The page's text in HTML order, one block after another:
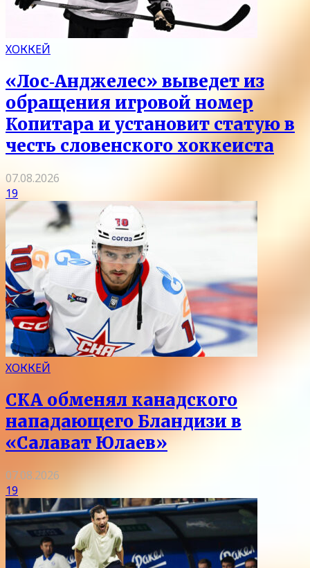
ХОККЕЙ
«Лос‑Анджелес» выведет из
обращения игровой номер
Копитара и установит статую в
честь словенского хоккеиста
07.08.2026
19
ХОККЕЙ
СКА обменял канадского
нападающего Бландизи в
«Салават Юлаев»
07.08.2026
19